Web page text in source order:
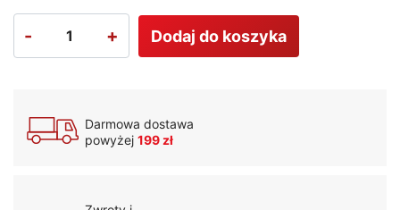
- + Dodaj do koszyka
Darmowa dostawa
powyżej 199 zł